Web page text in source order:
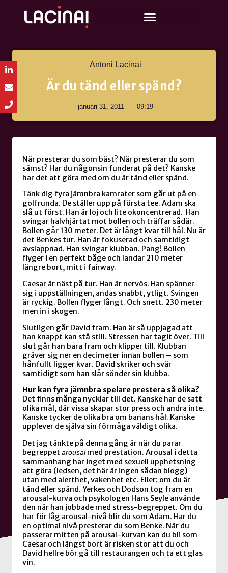
Antoni Lacinai
Är du tänd eller spänd?
januari 31, 2011 09:19
När presterar du som bäst? När presterar du som
sämst? Har du någonsin funderat på det? Kanske
har det att göra med om du är tänd eller spänd.
Tänk dig fyra jämnbra kamrater som går ut på en
golfrunda. De ställer upp på första tee. Adam ska
slå ut först. Han är loj och lite okoncentrerad. Han
svingar halvhjärtat mot bollen och träffar sådär.
Bollen går 130 meter. Det är långt kvar till hål. Nu är
det Benkes tur. Han är fokuserad och samtidigt
avslappnad. Han svingar klubban. Pang! Bollen
flyger i en perfekt båge och landar 210 meter
längre bort, mitt i fairway.
Caesar är näst på tur. Han är nervös. Han spänner
sig i uppställningen, andas snabbt, ytligt. Svingen
är ryckig. Bollen flyger långt. Och snett. 230 meter
men in i skogen.
Slutligen går David fram. Han är så uppjagad att
han knappt kan stå still. Stressen har tagit över. Till
slut går han bara fram och klipper till. Klubban
gräver sig ner en decimeter innan bollen – som
hånfullt ligger kvar. David skriker och svär
samtidigt som han slår sönder sin klubba.
Hur kan fyra jämnbra spelare prestera så olika?
Det finns många nycklar till det. Kanske har de satt
olika mål, där vissa skapar stor press och andra inte.
Kanske tycker de olika bra om banans hål. Kanske
upplever de själva sin förmåga väldigt olika.
Det jag tänkte på denna gång är när du parar
begreppet arousalmed prestation. Arousal i detta
sammanhang har inget med sexuell upphetsning
att göra (ledsen, det här är ingen sådan blogg)
utan med alerthet, vakenhet etc. Eller: om du är
tänd eller spänd. Yerkes och Dodson tog fram en
arousal-kurva och psykologen Hans Seyle använde
den när han jobbade med stress-begreppet. Om du
har för låg arousal-nivå blir du som Adam. Har du
en optimal nivå presterar du som Benke. När du
passerar mitten på arousal-kurvan kan du bli som
Caesar och längst bort är risken stor att du och
David hellre bör gå till restaurangen och ta ett glas
vin.